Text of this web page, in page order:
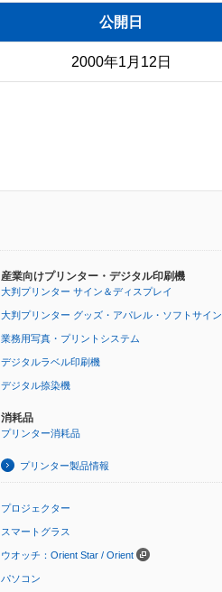
公開日
2000年1月12日
産業向けプリンター・デジタル印刷機
大判プリンター サイン＆ディスプレイ
大判プリンター グッズ・アパレル・ソフトサイン
業務用写真・プリントシステム
デジタルラベル印刷機
デジタル捺染機
消耗品
プリンター消耗品
プリンター製品情報
プロジェクター
スマートグラス
ウオッチ：Orient Star / Orient
パソコン